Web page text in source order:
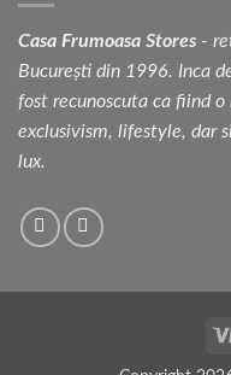
Casa Frumoasa Stores -
București din 1996. Inca
fost recunoscuta ca fiind
exclusivism, lifestyle, dar
lux.